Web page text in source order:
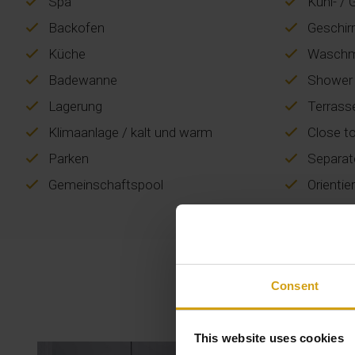
Consent
This website uses cookies
Backofen
Küche
Badewanne
Shower
Lagerung
Klimaanlage / kalt und warm
Close
Parken
Gemeinschaftspool